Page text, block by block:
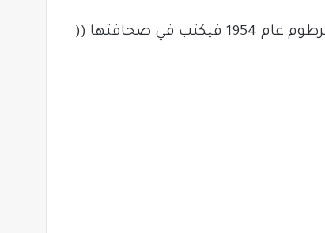
وناصر الدين النشاشيبي يعود الي بيروت من الخرطوم عام 1954 فيكتب في صحافتها ((